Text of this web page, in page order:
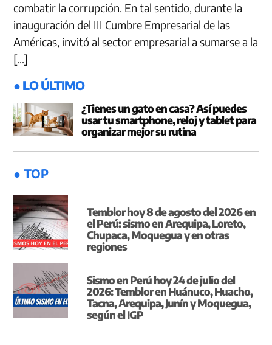
combatir la corrupción. En tal sentido, durante la
inauguración del III Cumbre Empresarial de las
Américas, invitó al sector empresarial a sumarse a la
[…]
● LO ÚLTIMO
¿Tienes un gato en casa? Así puedes
usar tu smartphone, reloj y tablet para
organizar mejor su rutina
● TOP
Temblor hoy 8 de agosto del 2026 en
el Perú: sismo en Arequipa, Loreto,
Chupaca, Moquegua y en otras
regiones
Sismo en Perú hoy 24 de julio del
2026: Temblor en Huánuco, Huacho,
Tacna, Arequipa, Junín y Moquegua,
según el IGP